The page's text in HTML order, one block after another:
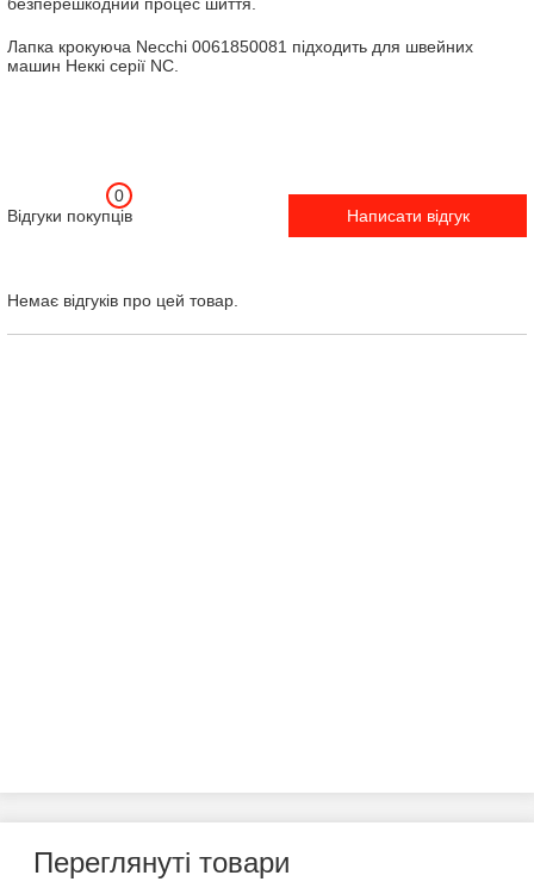
Лапка крокуюча Necchi 0061850081 підходить для швейних
машин Неккі серії NC.
Відгуки покупців
0
Написати відгук
Немає відгуків про цей товар.
Переглянуті товари